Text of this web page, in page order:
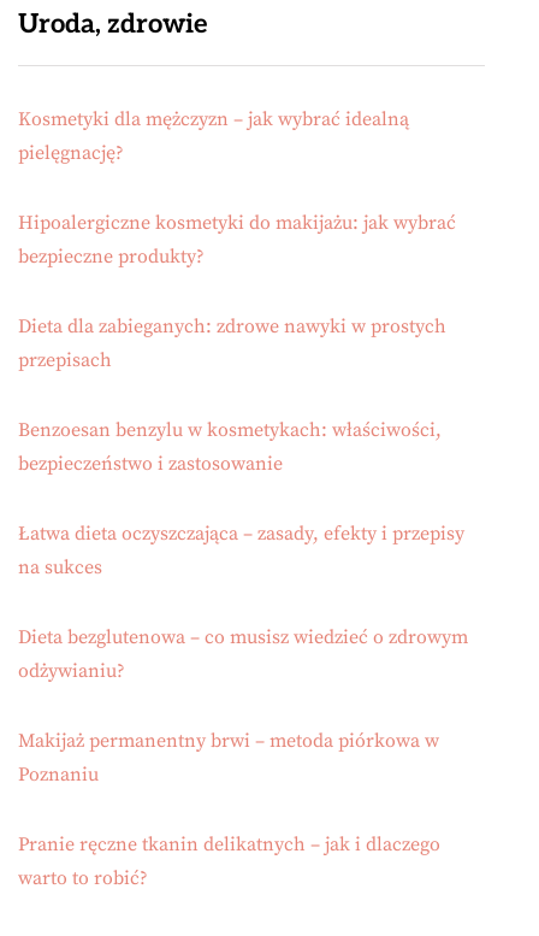
Uroda, zdrowie
Kosmetyki dla mężczyzn – jak wybrać idealną
pielęgnację?
Hipoalergiczne kosmetyki do makijażu: jak wybrać
bezpieczne produkty?
Dieta dla zabieganych: zdrowe nawyki w prostych
przepisach
Benzoesan benzylu w kosmetykach: właściwości,
bezpieczeństwo i zastosowanie
Łatwa dieta oczyszczająca – zasady, efekty i przepisy
na sukces
Dieta bezglutenowa – co musisz wiedzieć o zdrowym
odżywianiu?
Makijaż permanentny brwi – metoda piórkowa w
Poznaniu
Pranie ręczne tkanin delikatnych – jak i dlaczego
warto to robić?